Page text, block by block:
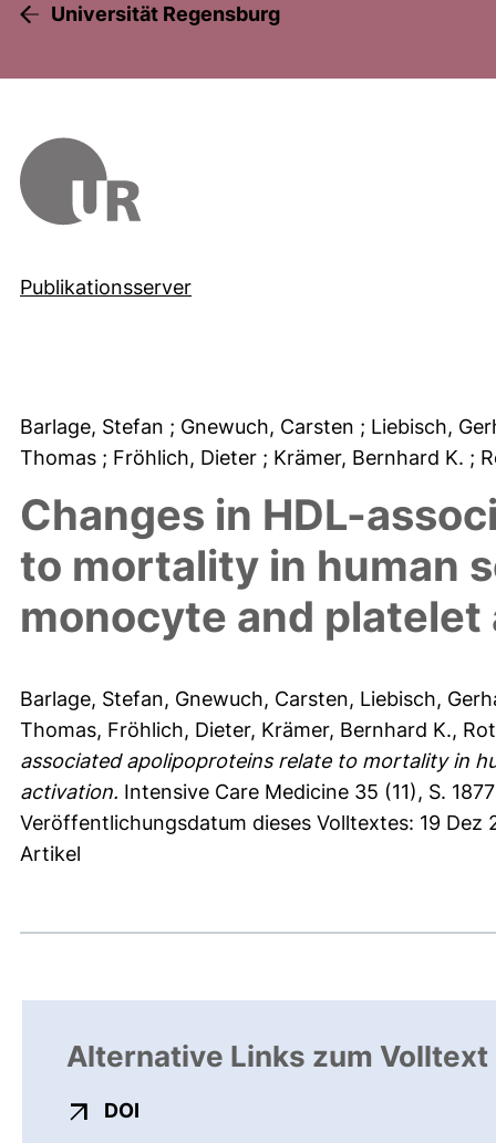
Universität Regensburg
Publikationsserver
Barlage, Stefan ; Gnewuch, Carsten ; Liebisch,
Thomas ; Fröhlich, Dieter ; Krämer, Bernhard K. ;
Changes in HDL-
to mortality in human
monocyte and
Barlage, Stefan, Gnewuch, Carsten, Liebisch,
Thomas, Fröhlich, Dieter, Krämer, Bernhard K.,
associated apolipoproteins relate to mortality in
activation. Intensive Care Medicine 35 (11), S.
Veröffentlichungsdatum dieses Volltextes: 19 Dez
Artikel
Alternative Links zum Volltext
DOI